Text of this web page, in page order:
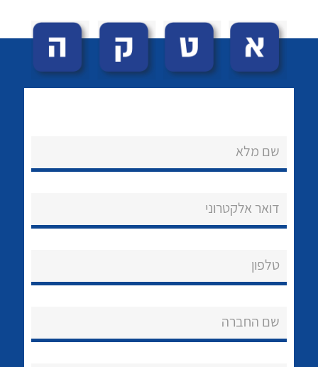
שירותי תמיכה
About Ateka Ltd.
לכל מוצרי היצרן
לכל מוצרי היצרן
שם מלא
דואר אלקטרוני
טלפון
שם החברה